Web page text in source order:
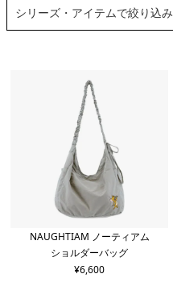
シリーズ・アイテムで絞り込み
NAUGHTIAM ノーティアム
ショルダーバッグ
¥6,600